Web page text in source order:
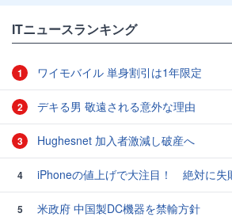
ITニュースランキング
1 ワイモバイル 単身割引は1年限定
2 デキる男 敬遠される意外な理由
3 Hughesnet 加入者激減し破産へ
4 iPhoneの値上げで大注目！ 絶対に失敗しない「中
5
米政府 中国製DC機器を禁輸方針